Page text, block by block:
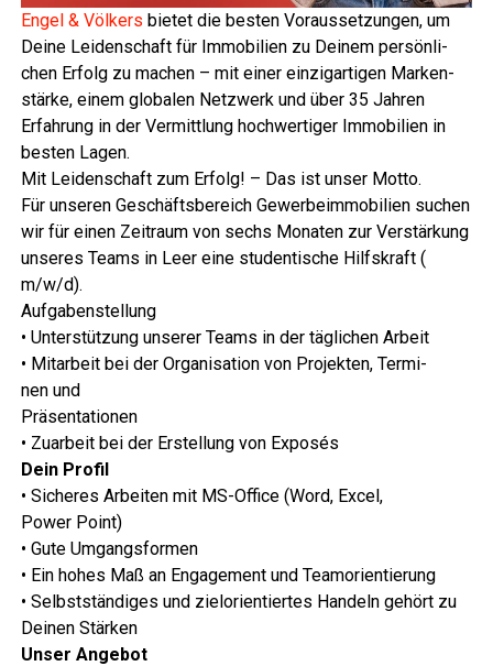
Engel & Völ­kers bie­tet die bes­ten Vor­aus­set­zun­gen, um
Dei­ne Lei­den­schaft für Immo­bi­li­en zu Dei­nem per­sön­li­
chen Erfolg zu machen – mit einer ein­zig­ar­ti­gen Mar­ken­
stär­ke, einem glo­ba­len Netz­werk und über 35 Jah­ren
Erfah­rung in der Ver­mitt­lung hoch­wer­ti­ger Immo­bi­li­en in
bes­ten Lagen.
Mit Lei­den­schaft zum Erfolg! – Das ist unser Motto.
Für unse­ren Geschäfts­be­reich Gewer­be­im­mo­bi­li­en suchen
wir für einen Zeit­raum von sechs Mona­ten zur Ver­stär­kung
unse­res Teams in Leer eine stu­den­ti­sche Hilfs­kraft (
m/w/d).
Auf­ga­ben­stel­lung
• Unter­stüt­zung unse­rer Teams in der täg­li­chen Arbeit
• Mit­ar­beit bei der Orga­ni­sa­ti­on von Pro­jek­ten, Ter­mi­
nen und
Prä­sen­ta­tio­nen
• Zuar­beit bei der Erstel­lung von Exposés
Dein Pro­fil
• Siche­res Arbei­ten mit MS-Office (Word, Excel,
Power Point)
• Gute Umgangsformen
• Ein hohes Maß an Enga­ge­ment und Teamorientierung
• Selbst­stän­di­ges und ziel­ori­en­tier­tes Han­deln gehört zu
Dei­nen Stärken
Unser Ange­bot